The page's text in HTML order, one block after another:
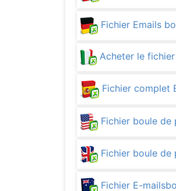
Fichier Emails
Acheter le
Fichier complet
Fichier boule de
Fichier boule de
Fichier E-